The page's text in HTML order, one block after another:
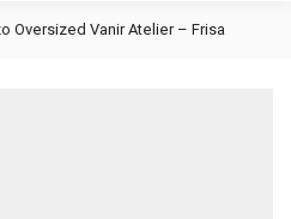
Oversized Vanir Atelier – Frisa